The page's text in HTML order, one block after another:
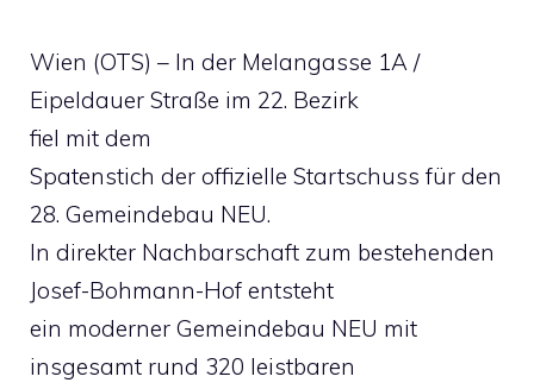
Wien (OTS) – In der Melangasse 1A /
Eipeldauer Straße im 22. Bezirk
fiel mit dem
Spatenstich der offizielle Startschuss für den
28. Gemeindebau NEU.
In direkter Nachbarschaft zum bestehenden
Josef-Bohmann-Hof entsteht
ein moderner Gemeindebau NEU mit
insgesamt rund 320 leistbaren